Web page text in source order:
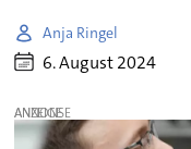
Anja Ringel
6. August 2024
ANZEIGE